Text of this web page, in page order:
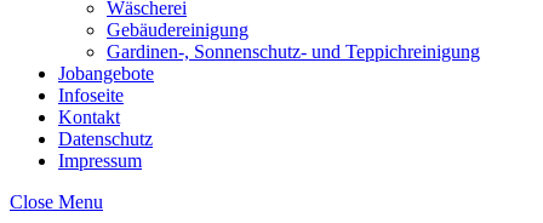
Wäscherei
Gebäudereinigung
Gardinen-, Sonnenschutz- und Teppichreinigung
Jobangebote
Infoseite
Kontakt
Datenschutz
Impressum
Close Menu